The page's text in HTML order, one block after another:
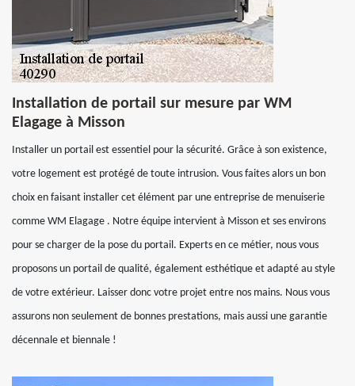
Installation de portail sur mesure par WM
Elagage à Misson
Installer un portail est essentiel pour la sécurité. Grâce à son existence,
votre logement est protégé de toute intrusion. Vous faites alors un bon
choix en faisant installer cet élément par une entreprise de menuiserie
comme WM Elagage . Notre équipe intervient à Misson et ses environs
pour se charger de la pose du portail. Experts en ce métier, nous vous
proposons un portail de qualité, également esthétique et adapté au style
de votre extérieur. Laisser donc votre projet entre nos mains. Nous vous
assurons non seulement de bonnes prestations, mais aussi une garantie
décennale et biennale !